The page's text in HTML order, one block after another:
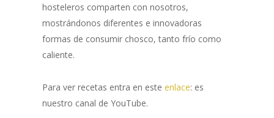
hosteleros comparten con nosotros,
mostrándonos diferentes e innovadoras
formas de consumir chosco, tanto frío como
caliente.
Para ver recetas entra en este enlace: es
nuestro canal de YouTube.